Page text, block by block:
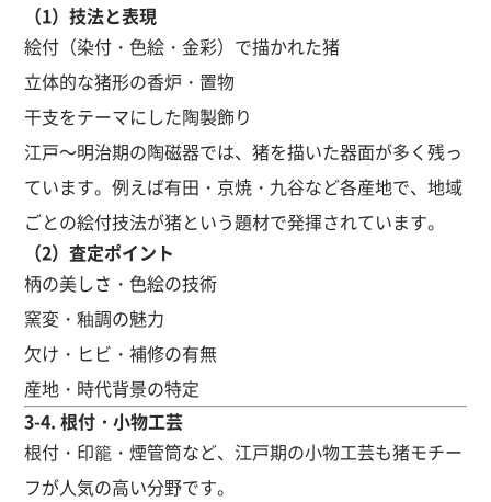
（1）技法と表現
絵付（染付・色絵・金彩）で描かれた猪
立体的な猪形の香炉・置物
干支をテーマにした陶製飾り
江戸～明治期の陶磁器では、猪を描いた器面が多く残っ
ています。例えば有田・京焼・九谷など各産地で、地域
ごとの絵付技法が猪という題材で発揮されています。
（2）査定ポイント
柄の美しさ・色絵の技術
窯変・釉調の魅力
欠け・ヒビ・補修の有無
産地・時代背景の特定
3-4. 根付・小物工芸
根付・印籠・煙管筒など、江戸期の小物工芸も猪モチー
フが人気の高い分野です。